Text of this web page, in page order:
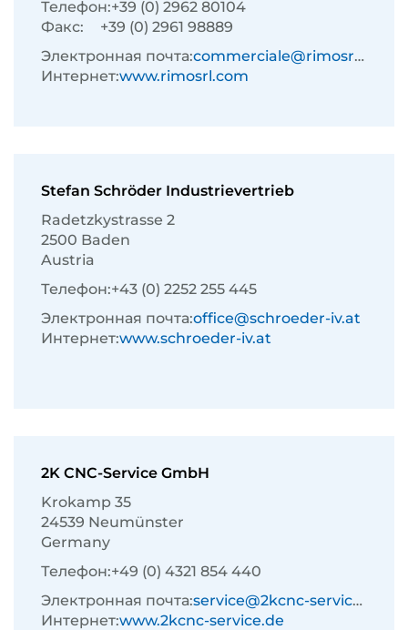
Телефон:+39 (0) 2962 80104
Факс:
+39 (0) 2961 98889
Электронная почта:commerciale@rimosrl.com
Интернет:www.rimosrl.com
Stefan Schröder Industrievertrieb
Radetzkystrasse 2
2500 Baden
Austria
Телефон:+43 (0) 2252 255 445
Электронная почта:office@schroeder-iv.at
Интернет:www.schroeder-iv.at
2K CNC-Service GmbH
Krokamp 35
24539 Neumünster
Germany
Телефон:+49 (0) 4321 854 440
Электронная почта:service@2kcnc-service.de
Интернет:www.2kcnc-service.de